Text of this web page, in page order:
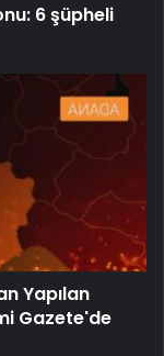
6 şüpheli
Yapılan
Gazete'de